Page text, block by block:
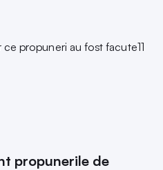
propunerile de